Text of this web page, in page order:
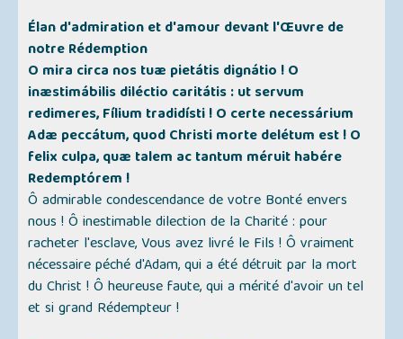
Élan d'admiration et d'amour devant l'Œuvre de
notre Rédemption
O mira circa nos tuæ pietátis dignátio ! O
inæstimábilis diléctio caritátis : ut servum
redimeres, Fílium tradidísti ! O certe necessárium
Adæ peccátum, quod Christi morte delétum est ! O
felix culpa, quæ talem ac tantum méruit habére
Redemptórem !
Ô admirable condescendance de votre Bonté envers
nous ! Ô inestimable dilection de la Charité : pour
racheter l'esclave, Vous avez livré le Fils ! Ô vraiment
nécessaire péché d'Adam, qui a été détruit par la mort
du Christ ! Ô heureuse faute, qui a mérité d'avoir un tel
et si grand Rédempteur !